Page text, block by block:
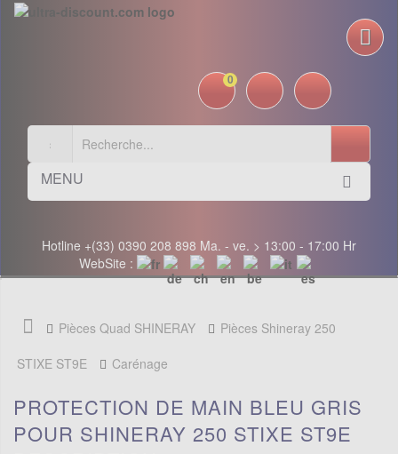
0
MENU
Hotline +(33) 0390 208 898 Ma. - ve. > 13:00 - 17:00 Hr
WebSite :
Pièces Quad SHINERAY
Pièces Shineray 250
STIXE ST9E
Carénage
PROTECTION DE MAIN BLEU GRIS
POUR SHINERAY 250 STIXE ST9E